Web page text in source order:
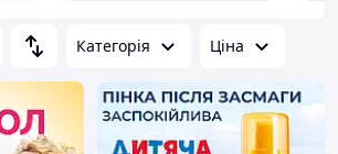
Категорія Ціна